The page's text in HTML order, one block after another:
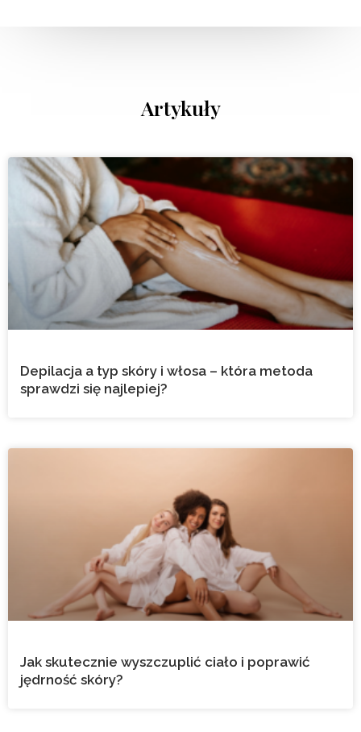
Artykuły
Depilacja a typ skóry i włosa – która metoda
sprawdzi się najlepiej?
Jak skutecznie wyszczuplić ciało i poprawić
jędrność skóry?